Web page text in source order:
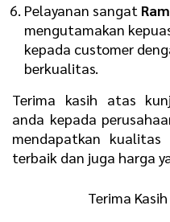
Pelayanan sangat
mengutamakan
kepada customer
berkualitas.
Terima kasih atas
anda kepada
mendapatkan
terbaik dan juga harga
Terima